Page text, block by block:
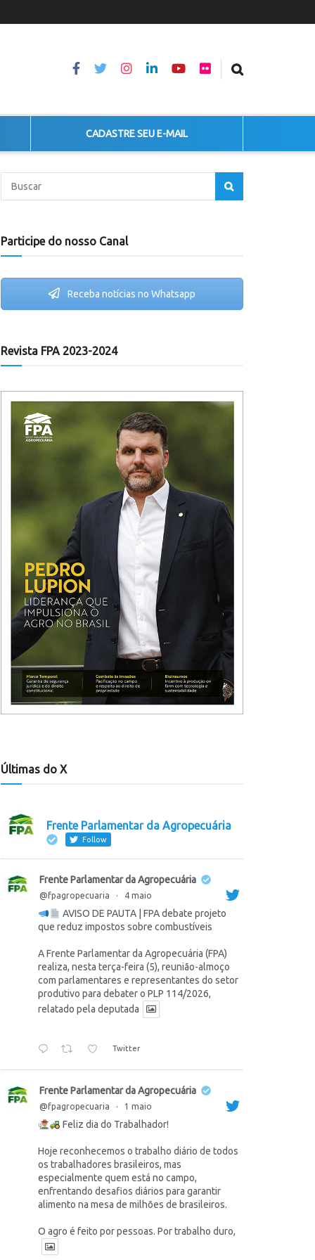
CADASTRE SEU E-MAIL
Participe do nosso Canal
Receba notícias no Whatsapp
Revista FPA 2023-2024
Últimas do X
Frente Parlamentar da Agropecuária
Follow
Frente Parlamentar da Agropecuária
@fpagropecuaria · 4 maio
AVISO DE PAUTA | FPA debate projeto
que reduz impostos sobre combustíveis
A Frente Parlamentar da Agropecuária (FPA)
realiza, nesta terça-feira (5), reunião-almoço
com parlamentares e representantes do setor
produtivo para debater o PLP 114/2026,
relatado pela deputada
Twitter
Frente Parlamentar da Agropecuária
@fpagropecuaria · 1 maio
Feliz dia do Trabalhador!
Hoje reconhecemos o trabalho diário de todos
os trabalhadores brasileiros, mas
especialmente quem está no campo,
enfrentando desafios diários para garantir
alimento na mesa de milhões de brasileiros.
O agro é feito por pessoas. Por trabalho duro,